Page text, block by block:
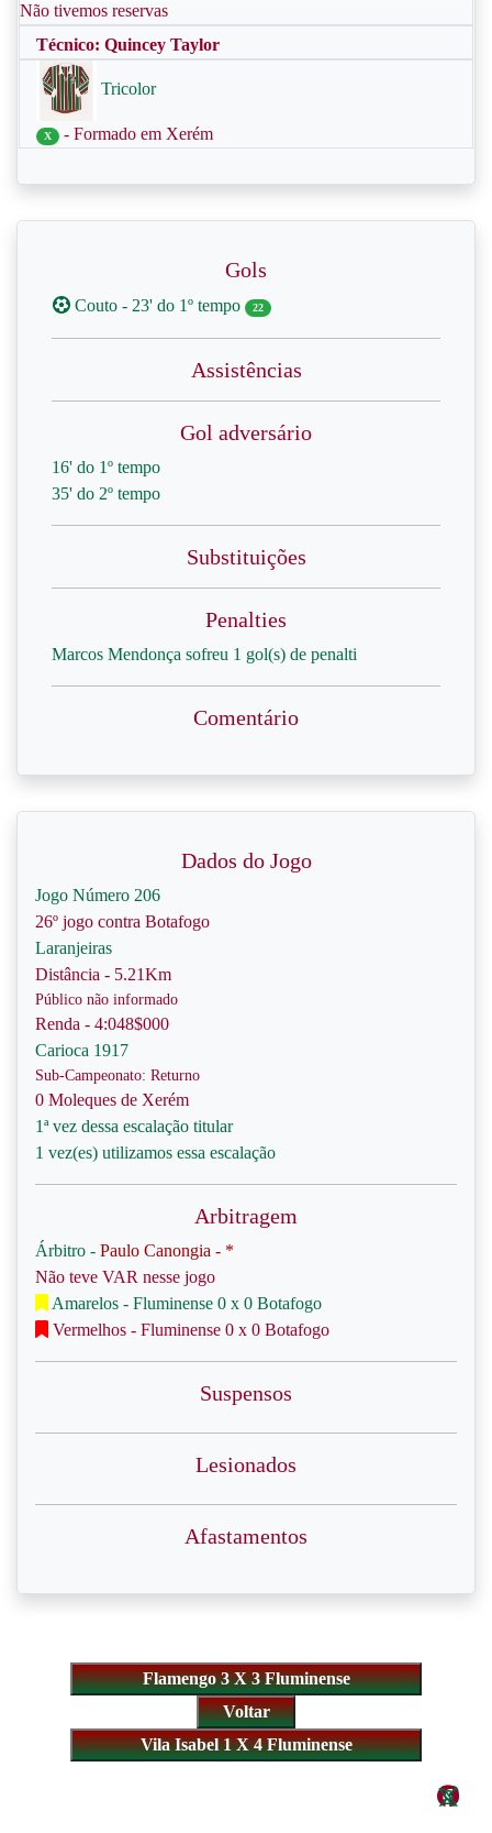
Não tivemos reservas
Técnico: Quincey Taylor
Tricolor
X - Formado em Xerém
Gols
Couto - 23' do 1º tempo 22
Assistências
Gol adversário
16' do 1º tempo
35' do 2º tempo
Substituições
Penalties
Marcos Mendonça sofreu 1 gol(s) de penalti
Comentário
Dados do Jogo
Jogo Número 206
26º jogo contra Botafogo
Laranjeiras
Distância - 5.21Km
Público não informado
Renda - 4:048$000
Carioca 1917
Sub-Campeonato: Returno
0 Moleques de Xerém
1ª vez dessa escalação titular
1 vez(es) utilizamos essa escalação
Arbitragem
Árbitro - Paulo Canongia - *
Não teve VAR nesse jogo
Amarelos - Fluminense 0 x 0 Botafogo
Vermelhos - Fluminense 0 x 0 Botafogo
Suspensos
Lesionados
Afastamentos